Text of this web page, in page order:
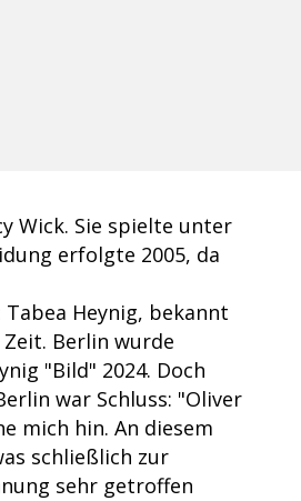
Wick. Sie spielte unter
erfolgte 2005, da
Heynig, bekannt
Berlin wurde
"Bild" 2024. Doch
war Schluss: "Oliver
mich hin. An diesem
schließlich zur
sehr getroffen